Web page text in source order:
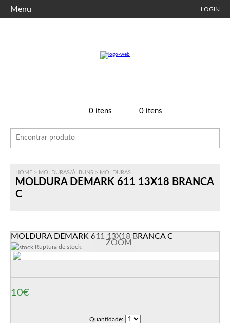
Menu LOGIN
0ítens 0ítens
HOME > MOLDURAS/ÁLBUNS > MOLDURAS
MOLDURA DEMARK 611 13X18 BRANCA
C
MOLDURA DEMARK 611 13X18 BRANCA C
Ruptura de stock. ZOOM
10€
Quantidade: